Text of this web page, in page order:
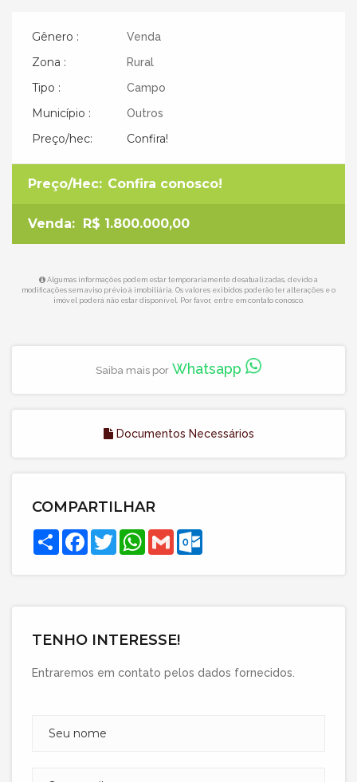
Gênero : Venda
Zona : Rural
Tipo : Campo
Município : Outros
Preço/hec: Confira!
Preço/Hec: Confira conosco!
Venda: R$ 1.800.000,00
Algumas informações podem estar temporariamente desatualizadas, devido a
modificações sem aviso prévio à imobiliária. Os valores exibidos poderão ter alterações e o
imóvel poderá não estar disponível. Por favor, entre em contato conosco.
Saiba mais por Whatsapp
Documentos Necessários
COMPARTILHAR
Compartilhar
Facebook
Twitter
WhatsApp
Gmail
TENHO INTERESSE!
Entraremos em contato pelos dados fornecidos.